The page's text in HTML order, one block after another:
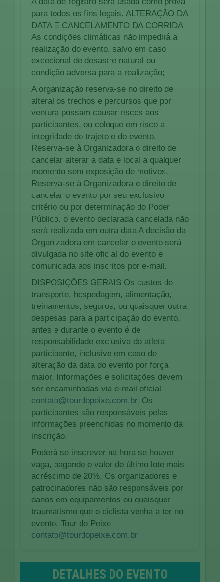
para todos os fins legais. ALTERAÇÃO DA
DATA E CANCELAMENTO DA CORRIDA
As condições climáticas não impedirá a
realização do evento, salvo em caso
excecional de desastre natural ou
condição adversa para a realização;
A organização reserva-se no direito de
alteral os trechos e percursos que por
ventura possam causar riscos aos
participantes, ou coloque em risco a
integridade do trajeto e do evento.
Reserva-se à Organizadora o direito de
cancelar alterar a data e local a qualquer
momento sem exposição de motivos.
Reserva-se à Organizadora o direito de
cancelar o evento por seu exclusivo
critério ou por determinação do Poder
Público. o evento declarada cancelada não
será realizada em outra data A decisão da
Organizadora em cancelar o evento será
divulgada no site oficial do evento e
comunicada aos inscritos por e-mail.
DISPOSIÇÕES GERAIS Os custos de
transporte, hospedagem, alimentação,
treinamentos, seguros, ou quaisquer outra
despesas para a participação do evento,
antes e durante o evento é de
responsabilidade exclusiva do atleta
participante, inclusive em caso de
alteração da data do evento por força
maior. Informações e solicitações devem
ser encaminhadas via e-mail oficial
contato@tourdopeixe.com.br. Os
participantes são responsáveis pelas
informações preenchidas no momento da
inscrição.
Poderá se inscrever na hora se houver
vaga, pagando o valor do último lote mais
acréscimo de 20%. Os organizadores e
patrocinadores não são responsáveis por
danos em equipamentos ou quaisquer
traumatismo que o ciclista venha a ter no
evento. Tour do Peixe
contato@tourdopeixe.com.br
DETALHES DO EVENTO